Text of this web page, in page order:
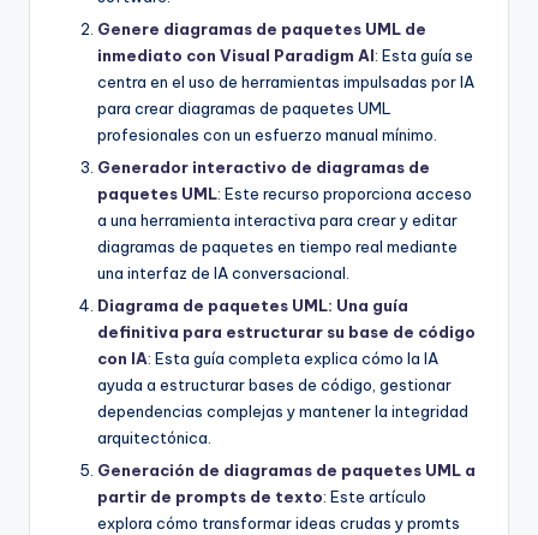
Genere diagramas de paquetes UML de
inmediato con Visual Paradigm AI: Esta guía se
centra en el uso de herramientas impulsadas por IA
para crear diagramas de paquetes UML
profesionales con un esfuerzo manual mínimo.
Generador interactivo de diagramas de
paquetes UML: Este recurso proporciona acceso
a una herramienta interactiva para crear y editar
diagramas de paquetes en tiempo real mediante
una interfaz de IA conversacional.
Diagrama de paquetes UML: Una guía
definitiva para estructurar su base de código
con IA: Esta guía completa explica cómo la IA
ayuda a estructurar bases de código, gestionar
dependencias complejas y mantener la integridad
arquitectónica.
Generación de diagramas de paquetes UML a
partir de prompts de texto: Este artículo
explora cómo transformar ideas crudas y promts